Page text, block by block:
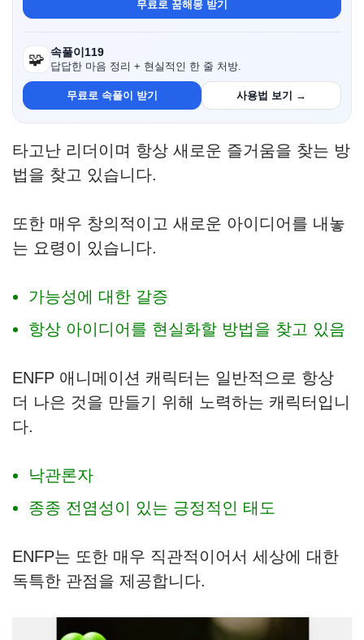
무료로 꿈해몽 받기
🧩 속풀이119
답답한 마음 정리 + 현실적인 한 줄 처방.
무료로 속풀이 받기 사용법 보기 →
타고난 리더이며 항상 새로운 즐거움을 찾는 방
법을 찾고 있습니다.
또한 매우 창의적이고 새로운 아이디어를 내놓
는 요령이 있습니다.
가능성에 대한 갈증
항상 아이디어를 현실화할 방법을 찾고 있음
ENFP 애니메이션 캐릭터는 일반적으로 항상
더 나은 것을 만들기 위해 노력하는 캐릭터입니
다.
낙관론자
종종 전염성이 있는 긍정적인 태도
ENFP는 또한 매우 직관적이어서 세상에 대한
독특한 관점을 제공합니다.